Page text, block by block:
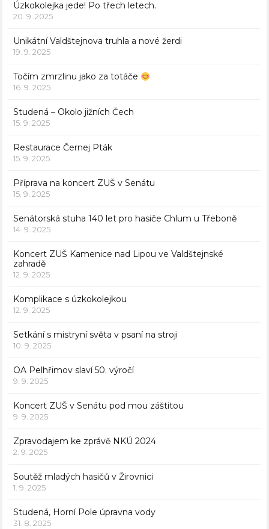
Úzkokolejka jede! Po třech letech.
20. 9. 2025
Unikátní Valdštejnova truhla a nové žerdi
19. 9. 2025
Točím zmrzlinu jako za totáče
16. 9. 2025
Studená – Okolo jižních Čech
15. 9. 2025
Restaurace Černej Pták
15. 9. 2025
Příprava na koncert ZUŠ v Senátu
15. 9. 2025
Senátorská stuha 140 let pro hasiče Chlum u Třeboně
14. 9. 2025
Koncert ZUŠ Kamenice nad Lipou ve Valdštejnské
zahradě
12. 9. 2025
Komplikace s úzkokolejkou
12. 9. 2025
Setkání s mistryní světa v psaní na stroji
10. 9. 2025
OA Pelhřimov slaví 50. výročí
9. 9. 2025
Koncert ZUŠ v Senátu pod mou záštitou
9. 9. 2025
Zpravodajem ke zprávě NKÚ 2024
2. 9. 2025
Soutěž mladých hasičů v Žirovnici
1. 9. 2025
Studená, Horní Pole úpravna vody
31. 8. 2025